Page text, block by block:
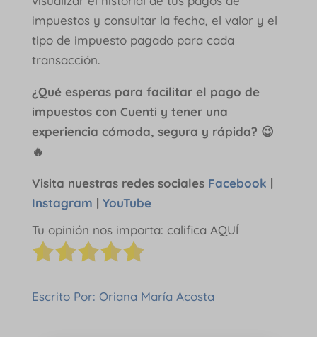
impuestos y consultar la fecha, el valor y el
tipo de impuesto pagado para cada
transacción.
¿Qué esperas para facilitar el pago de
impuestos con Cuenti y tener una
experiencia cómoda, segura y rápida? 😉
🔥
Visita nuestras redes sociales Facebook |
Instagram | YouTube
Tu opinión nos importa: califica AQUÍ
Escrito Por: Oriana María Acosta